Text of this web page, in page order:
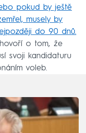
pokud by ještě
musely by
do 90 dnů.
o tom, že
svoji kandidaturu
voleb.